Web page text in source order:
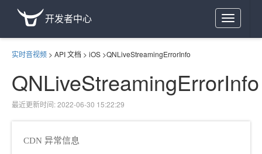
Toggle
navigation
开发者中心
实时音视频 > API 文档 > iOS >QNLiveStreamingErrorInfo
QNLiveStreamingErrorInfo
最近更新时间: 2022-06-30 15:22:29
CDN 异常信息